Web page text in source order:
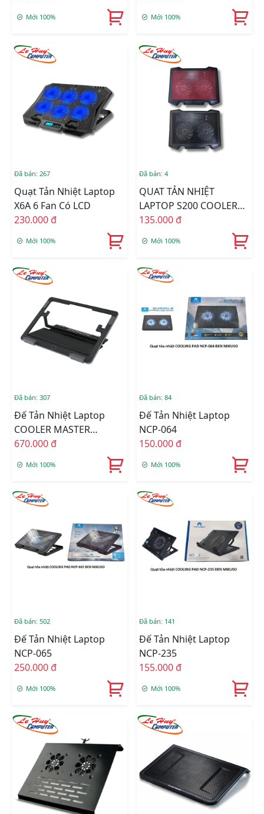
Mới 100% Mới 100%
Đã bán: 267
Quạt Tản Nhiệt Laptop
X6A 6 Fan Có LCD
230.000 đ
Mới 100%
Đã bán: 4
QUAT TẢN NHIỆT
LAPTOP S200 COOLER
PAD (ĐEN/ĐỎ)
135.000 đ
Mới 100%
Đã bán: 307
Đế Tản Nhiệt Laptop
COOLER MASTER
NOTEPAL ERGOSTAND
670.000 đ
Mới 100%
Đã bán: 84
Đế Tản Nhiệt Laptop
NCP-064
150.000 đ
Mới 100%
Đã bán: 502
Đế Tản Nhiệt Laptop
NCP-065
250.000 đ
Mới 100%
Đã bán: 141
Đế Tản Nhiệt Laptop
NCP-235
155.000 đ
Mới 100%